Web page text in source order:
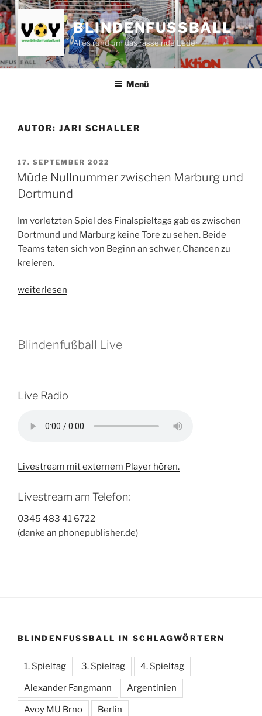
Zum
Inhalt
springen
BLINDENFUSSBALL
Alles rund um das rasselnde Leder
Menü
AUTOR: JARI SCHALLER
VERÖFFENTLICHT
AM
17. SEPTEMBER 2022
Müde Nullnummer zwischen Marburg und
Dortmund
Im vorletzten Spiel des Finalspieltags gab es zwischen
Dortmund und Marburg keine Tore zu sehen. Beide
Teams taten sich von Beginn an schwer, Chancen zu
kreieren.
„Müde
und
weiterlesen
Blindenfußball Live
Live Radio
Livestream mit externem Player hören.
Livestream am Telefon:
0345 483 41 6722
(danke an phonepublisher.de)
BLINDENFUSSBALL IN SCHLAGWÖRTERN
1. Spieltag 3. Spieltag 4. Spieltag
Alexander Fangmann Argentinien
Avoy MU Brno Berlin